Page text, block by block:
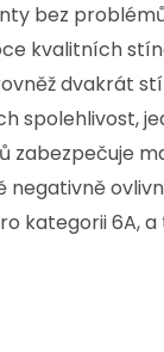
bez
kvalitních
dvakrát
spolehlivost,
zabezpečuje
negativně
kategorii 6A,